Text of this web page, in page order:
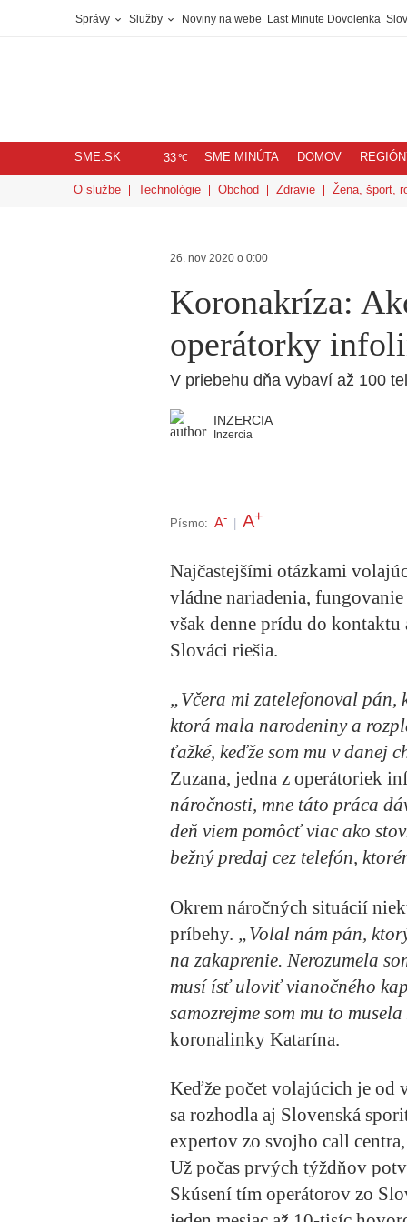
Správy Služby Noviny na webe Last Minute Dovolenka
SME.SK 33℃ SME MINÚTA DOMOV
O službe Technológie Obchod Zdravie Žena, šport,
26. nov 2020 o 0:00
Koronakríza:
operátorky
V priebehu dňa vybaví až 100
INZERCIA
Inzercia
Písmo: A- A+
Najčastejšími otázkami
vládne nariadenia,
však denne prídu do
Slováci riešia.
„Včera mi zatelefonoval pán,
ktorá mala narodeniny a
ťažké, keďže som mu v danej
Zuzana, jedna z operátoriek
náročnosti, mne táto práca
deň viem pomôcť viac ako
bežný predaj cez telefón,
Okrem náročných situácií
príbehy. „Volal nám pán,
na zakaprenie. Nerozumela
musí ísť uloviť vianočného
samozrejme som mu to
koronalinky Katarína.
Keďže počet volajúcich je od
sa rozhodla aj Slovenská
expertov zo svojho call
Už počas prvých týždňov
Skúsení tím operátorov zo